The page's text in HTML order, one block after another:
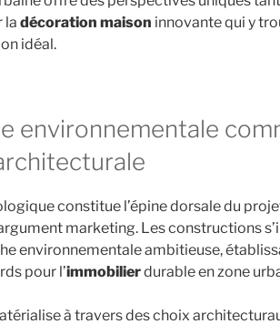
la décoration maison innovante qui y
idéal.
environnementale
constitue l’épine dorsale du
marketing. Les constructions
environnementale ambitieuse,
pour l’immobilierdurable en zone
à travers des choix